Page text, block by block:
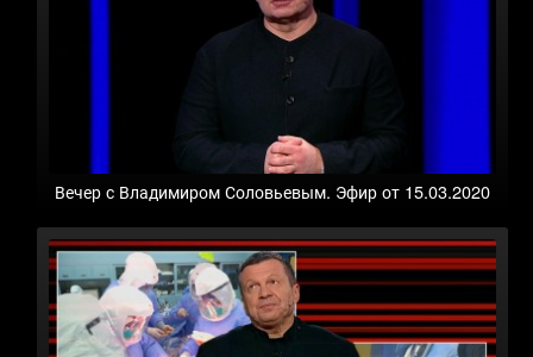
Вечер с Владимиром Соловьевым. Эфир от 15.03.2020